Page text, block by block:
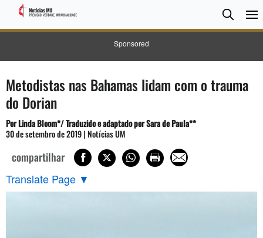
Sponsored
Search
Metodistas nas Bahamas lidam com o trauma
do Dorian
Por Linda Bloom*/ Traduzido e adaptado por Sara de Paula**
30 de setembro de 2019 | Notícias UM
compartilhar
Translate Page ▼